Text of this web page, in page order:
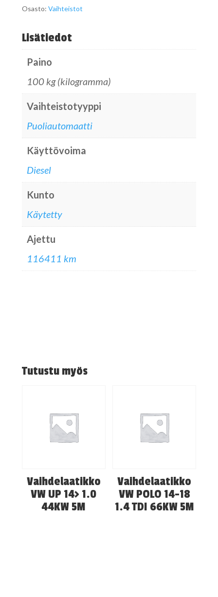
Osasto: Vaihteistot
Lisätiedot
Paino
100 kg (kilogramma)
Vaihteistotyyppi
Puoliautomaatti
Käyttövoima
Diesel
Kunto
Käytetty
Ajettu
116411 km
Tutustu myös
Vaihdelaatikko
VW UP 14> 1.0
44KW 5M
Vaihdelaatikko
VW POLO 14-18
1.4 TDI 66KW 5M